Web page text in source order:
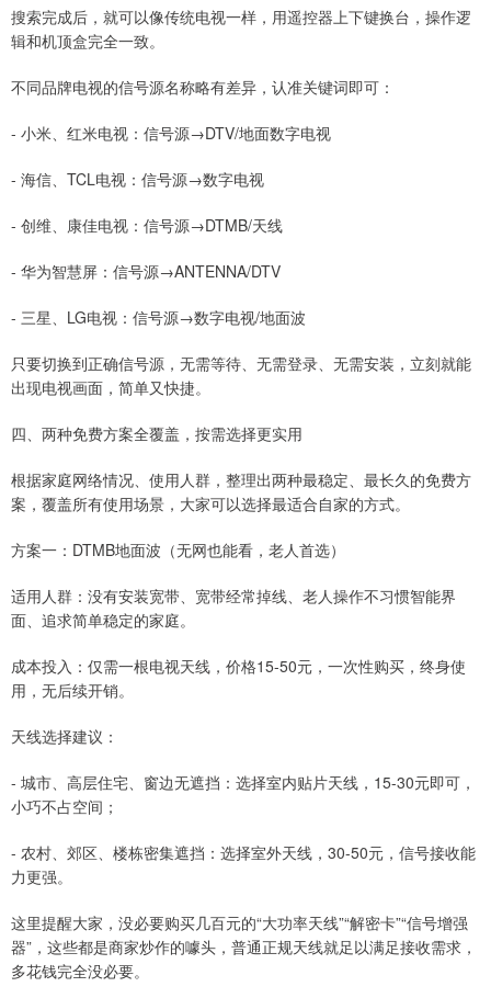
搜索完成后，就可以像传统电视一样，用遥控器上下键换台，操作逻
辑和机顶盒完全一致。
不同品牌电视的信号源名称略有差异，认准关键词即可：
- 小米、红米电视：信号源→DTV/地面数字电视
- 海信、TCL电视：信号源→数字电视
- 创维、康佳电视：信号源→DTMB/天线
- 华为智慧屏：信号源→ANTENNA/DTV
- 三星、LG电视：信号源→数字电视/地面波
只要切换到正确信号源，无需等待、无需登录、无需安装，立刻就能
出现电视画面，简单又快捷。
四、两种免费方案全覆盖，按需选择更实用
根据家庭网络情况、使用人群，整理出两种最稳定、最长久的免费方
案，覆盖所有使用场景，大家可以选择最适合自家的方式。
方案一：DTMB地面波（无网也能看，老人首选）
适用人群：没有安装宽带、宽带经常掉线、老人操作不习惯智能界
面、追求简单稳定的家庭。
成本投入：仅需一根电视天线，价格15-50元，一次性购买，终身使
用，无后续开销。
天线选择建议：
- 城市、高层住宅、窗边无遮挡：选择室内贴片天线，15-30元即可，
小巧不占空间；
- 农村、郊区、楼栋密集遮挡：选择室外天线，30-50元，信号接收能
力更强。
这里提醒大家，没必要购买几百元的“大功率天线”“解密卡”“信号增强
器”，这些都是商家炒作的噱头，普通正规天线就足以满足接收需求，
多花钱完全没必要。